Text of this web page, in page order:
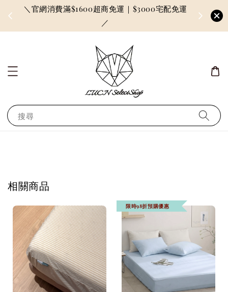
＼官網消費滿$1600超商免運｜$3000宅配免運
／
因訂單
搜尋
相關商品
限時98折預購優惠